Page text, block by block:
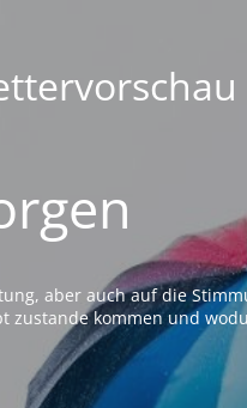
aber auch auf die
kommen und